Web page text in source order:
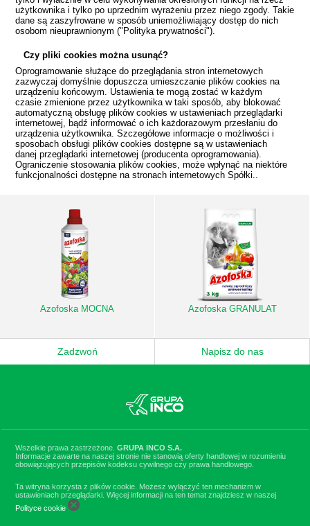
użytkownika i tylko po uprzednim wyrażeniu przez niego zgody. Takie
dane są zaszyfrowane w sposób uniemożliwiający dostęp do nich
osobom nieuprawnionym ("Polityka prywatności").
Czy pliki cookies można usunąć?
Oprogramowanie służące do przeglądania stron internetowych
zazwyczaj domyślnie dopuszcza umieszczanie plików cookies na
urządzeniu końcowym. Ustawienia te mogą zostać w każdym
czasie zmienione przez użytkownika w taki sposób, aby blokować
automatyczną obsługę plików cookies w ustawieniach przeglądarki
internetowej, bądź informować o ich każdorazowym przesłaniu do
urządzenia użytkownika. Szczegółowe informacje o możliwości i
sposobach obsługi plików cookies dostępne są w ustawieniach
danej przeglądarki internetowej (producenta oprogramowania).
Ograniczenie stosowania plików cookies, może wpłynąć na niektóre
funkcjonalności dostępne na stronach internetowych Spółki..
Azofoska MOCNA Azofoska GRANULAT
Zadzwoń Napisz do nas
Wszelkie prawa zastrzeżone.GRUPA INCO S.A.
Informacje zawarte na naszej stronie nie stanowią oferty handlowej w rozumieniu
obowiązujących przepisów kodeksu cywilnego czy prawa handlowego.
Ta witryna korzysta z plików cookie. Możesz wyłączyć ten mechanizm w
ustawieniach przeglądarki. Więcej informacji na ten temat znajdziesz w naszej
Polityce cookie